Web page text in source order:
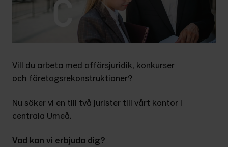
Vill du arbeta med affärsjuridik, konkurser
och företagsrekonstruktioner?
Nu söker vi en till två jurister till vårt kontor i
centrala Umeå.
Vad kan vi erbjuda dig?